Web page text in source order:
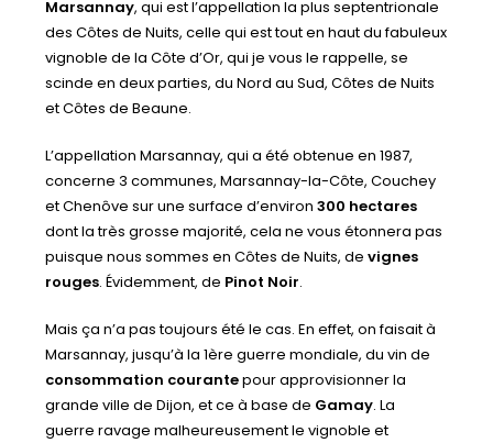
Marsannay, qui est l’appellation la plus septentrionale
des Côtes de Nuits, celle qui est tout en haut du fabuleux
vignoble de la Côte d’Or, qui je vous le rappelle, se
scinde en deux parties, du Nord au Sud, Côtes de Nuits
et Côtes de Beaune.
L’appellation Marsannay, qui a été obtenue en 1987,
concerne 3 communes, Marsannay-la-Côte, Couchey
et Chenôve sur une surface d’environ300 hectares
dont la très grosse majorité, cela ne vous étonnera pas
puisque nous sommes en Côtes de Nuits, devignes
rouges. Évidemment, de Pinot Noir.
Mais ça n’a pas toujours été le cas. En effet, on faisait à
Marsannay, jusqu’à la 1ère guerre mondiale, du vin de
consommation courantepour approvisionner la
grande ville de Dijon, et ce à base de Gamay. La
guerre ravage malheureusement le vignoble et